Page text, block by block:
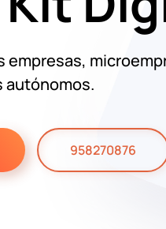
empresas,
autónomos.
958270876